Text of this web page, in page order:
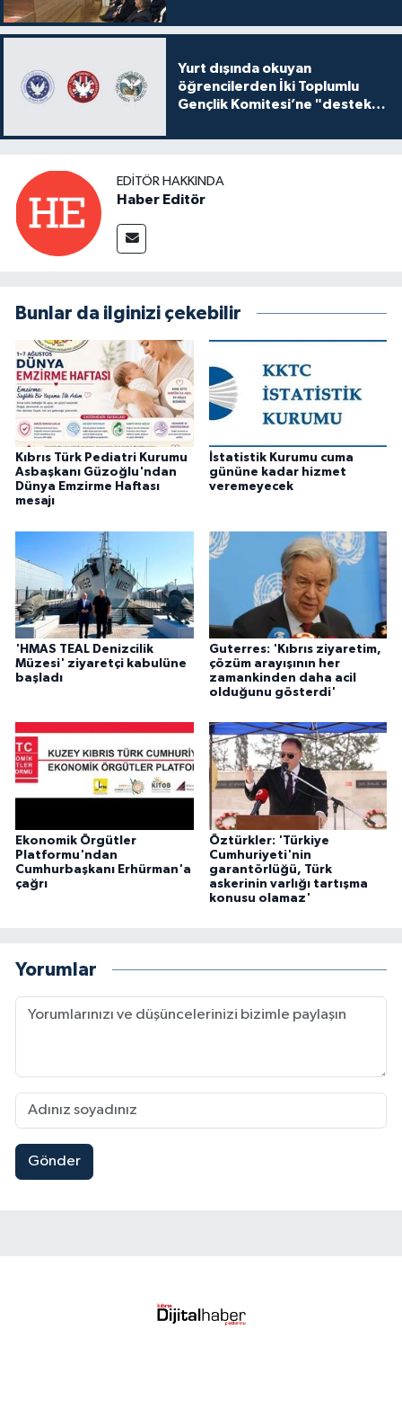
Yurt dışında okuyan
öğrencilerden İki Toplumlu
Gençlik Komitesi’ne "destek
EDITÖR HAKKINDA
Haber Editör
Bunlar da ilginizi çekebilir
Kıbrıs Türk Pediatri Kurumu
Asbaşkanı Güzoğlu'ndan
Dünya Emzirme Haftası
mesajı
İstatistik Kurumu cuma
gününe kadar hizmet
veremeyecek
'HMAS TEAL Denizcilik
Müzesi' ziyaretçi kabulüne
başladı
Guterres: 'Kıbrıs ziyaretim,
çözüm arayışının her
zamankinden daha acil
olduğunu gösterdi'
Ekonomik Örgütler
Platformu'ndan
Cumhurbaşkanı Erhürman'a
çağrı
Öztürkler: 'Türkiye
Cumhuriyeti'nin
garantörlüğü, Türk
askerinin varlığı tartışma
konusu olamaz'
Yorumlar
Gönder